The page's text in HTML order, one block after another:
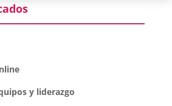
y liderazgo